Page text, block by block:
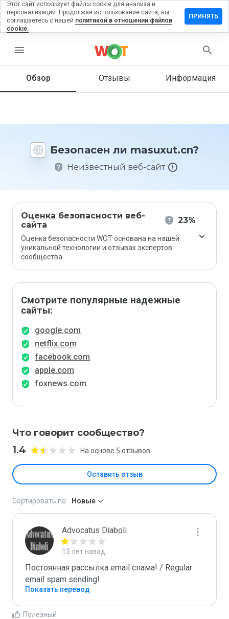
menu
Обзор Отзывы Информация
Безопасен ли masuxut.cn?
Неизвестный веб-сайт
Оценка безопасности веб-
сайта
23%
Оценка безопасности WOT основана на нашей
уникальной технологии и отзывах экспертов
сообщества.
Смотрите популярные надежные
сайты:
google.com
netflix.com
facebook.com
apple.com
foxnews.com
Что говорит сообщество?
1.4 На основе 5 отзывов
Оставить отзыв
на
Как бы
этот
1 до 5?
Сортировать по: Новые
Advocatus Diaboli
13 лет назад
Постоянная рассылка email спама! / Regular
email spam sending!
Показать перевод
Полезный
Этот сайт использует файлы cookie для анализа и
персонализации. Продолжая использование сайта, вы
соглашаетесь с нашей политикой в отношении файлов
cookie.
ПРИНЯТЬ